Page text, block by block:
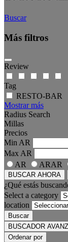
Buscar
Más filtros
Review
Tag
RESTO-BAR
Mostrar más
Radius Search
Millas
Precios
Min AR
Max AR
AR
ARAR
BUSCAR AHORA
¿Qué estás
Select a category
location
Buscar
BUSCADOR
Ordenar por